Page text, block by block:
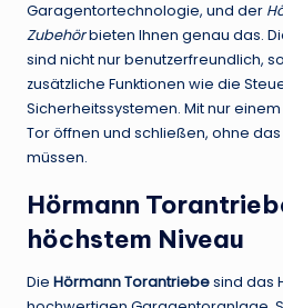
Garagentortechnologie, und der
Zubehörbieten Ihnen genau das.
sind nicht nur benutzerfreundlich,
zusätzliche Funktionen wie die
Sicherheitssystemen. Mit nur
Tor öffnen und schließen, ohne
müssen.
Hörmann
höchstem Niveau
Die Hörmann Torantriebesind das